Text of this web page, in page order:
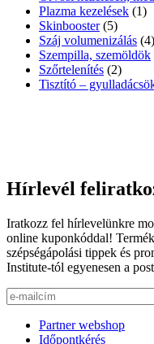
Plazma kezelések (1)
Skinbooster(5)
Száj volumenizálás (4)
Szempilla, szemöldök
Szőrtelenítés (2)
Tisztító –
Hírlevél
Iratkozz fel hírlevelünkre
online kuponkóddal!
szépségápolási tippek és
Institute-tól egyenesen a
Partner webshop
Időpontkérés